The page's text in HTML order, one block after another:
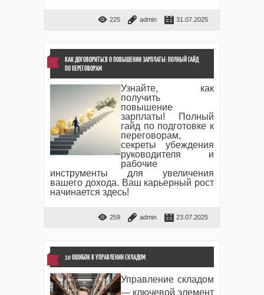
225 admin 31.07.2025
КАК ДОГОВОРИТЬСЯ О ПОВЫШЕНИИ ЗАРПЛАТЫ: ПОЛНЫЙ ГАЙД
ПО ПЕРЕГОВОРАМ
Узнайте, как
получить
повышение
зарплаты! Полный
гайд по подготовке к
переговорам,
секреты убеждения
руководителя и
рабочие
инструменты для увеличения
вашего дохода. Ваш карьерный рост
начинается здесь!
259 admin 23.07.2025
10 ОШИБОК В УПРАВЛЕНИИ СКЛАДОМ
Управление складом
— ключевой элемент